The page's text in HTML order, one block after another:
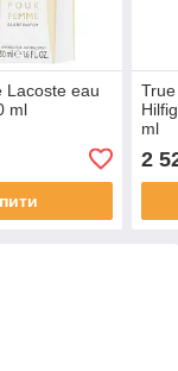
Lacoste eau
ml
ml
2